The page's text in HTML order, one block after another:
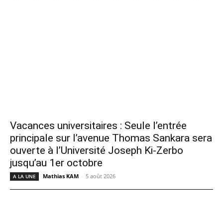
Vacances universitaires : Seule l’entrée
principale sur l’avenue Thomas Sankara sera
ouverte à l’Université Joseph Ki-Zerbo
jusqu’au 1er octobre
A LA UNE Mathias KAM - 5 août 2026